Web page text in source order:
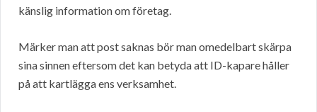
känslig information om företag.
Märker man att post saknas bör man omedelbart skärpa
sina sinnen eftersom det kan betyda att ID-kapare håller
på att kartlägga ens verksamhet.